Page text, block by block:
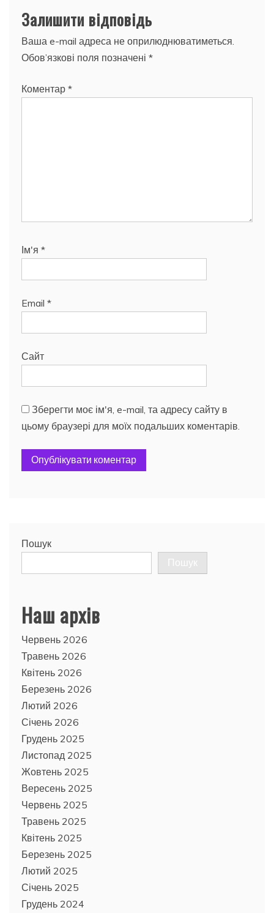
Залишити відповідь
Ваша e-mail адреса не оприлюднюватиметься.
Обов’язкові поля позначені *
Коментар *
Ім'я *
Email *
Сайт
Зберегти моє ім'я, e-mail, та адресу сайту в
цьому браузері для моїх подальших коментарів.
Пошук
Пошук
Наш архів
Червень 2026
Травень 2026
Квітень 2026
Березень 2026
Лютий 2026
Січень 2026
Грудень 2025
Листопад 2025
Жовтень 2025
Вересень 2025
Червень 2025
Травень 2025
Квітень 2025
Березень 2025
Лютий 2025
Січень 2025
Грудень 2024